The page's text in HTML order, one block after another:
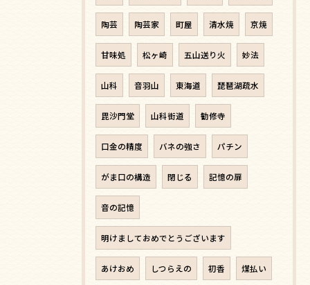
陶芸 陶芸家 町屋 清水焼 京焼
甘味処 松ヶ崎 五山送り火 妙法
山科 音羽山 東海道 琵琶湖疏水
毘沙門堂 山科街道 勧修寺
口金の精度 バネの強さ パチン
がま口の構造 閉じる 記憶の扉
音の記憶
明けましておめでとうございます
あけおめ しつらえの 初香 煤払い